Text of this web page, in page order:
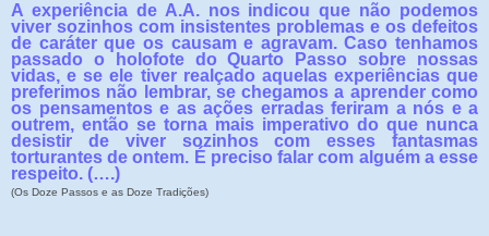
A experiência de A.A. nos indicou que não podemos
viver sozinhos com insistentes problemas e os defeitos
de caráter que os causam e agravam. Caso tenhamos
passado o holofote do Quarto Passo sobre nossas
vidas, e se ele tiver realçado aquelas experiências que
preferimos não lembrar, se chegamos a aprender como
os pensamentos e as ações erradas feriram a nós e a
outrem, então se torna mais imperativo do que nunca
desistir de viver sozinhos com esses fantasmas
torturantes de ontem. É preciso falar com alguém a esse
respeito. (….)
(Os Doze Passos e as Doze Tradições)